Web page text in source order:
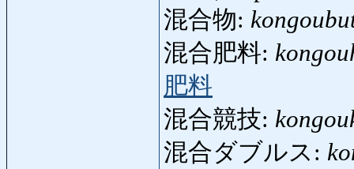
混合物:
混合肥料:
肥料
混合競技:
混合ダブルス: